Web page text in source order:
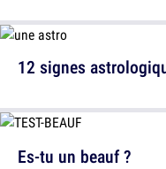
12 signes
Es-tu un beauf ?